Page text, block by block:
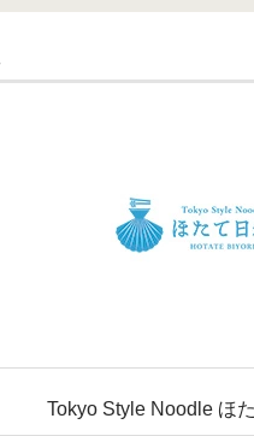
Tokyo Style Noodle ほ